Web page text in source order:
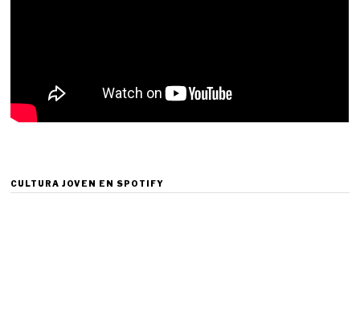
CULTURA JOVEN EN SPOTIFY